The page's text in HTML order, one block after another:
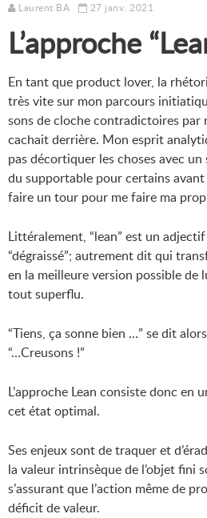
Laurent BA 27 janv. 2021
L’approche
En tant que product lover, la
très vite sur mon parcours
sons de cloche contradictoires par
cachait derrière. Mon esprit
pas décortiquer les choses avec
du supportable pour certains
faire un tour pour me faire ma
Littéralement, “lean” est un adjectif
“dégraissé”; autrement dit qui
en la meilleure version possible de
tout superflu.
“Tiens, ça sonne bien …” se dit
“…Creusons !”
L’approche Lean consiste donc en
cet état optimal.
Ses enjeux sont de traquer et
la valeur intrinsèque de l’objet fini
s’assurant que l’action même de
déficit de valeur.